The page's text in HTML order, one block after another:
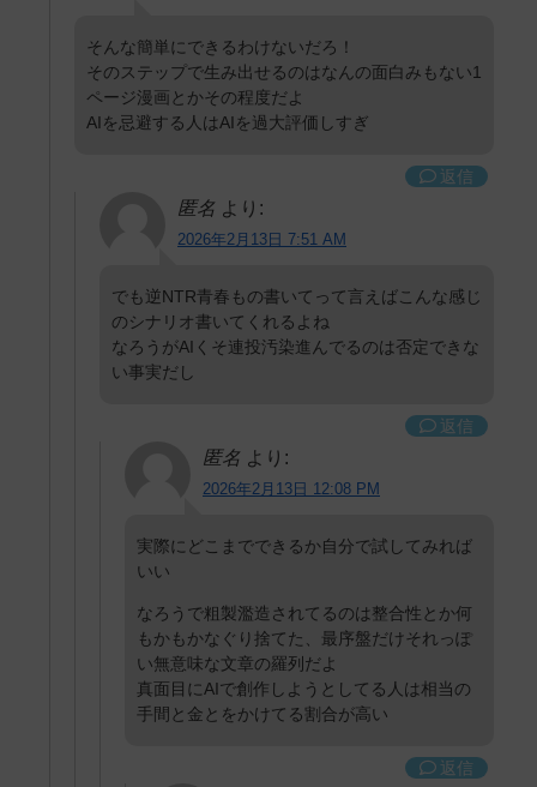
そんな簡単にできるわけないだろ！
そのステップで生み出せるのはなんの面白みもない1
ページ漫画とかその程度だよ
AIを忌避する人はAIを過大評価しすぎ
返信
匿名 より:
2026年2月13日 7:51 AM
でも逆NTR青春もの書いてって言えばこんな感じ
のシナリオ書いてくれるよね
なろうがAIくそ連投汚染進んでるのは否定できな
い事実だし
返信
匿名 より:
2026年2月13日 12:08 PM
実際にどこまでできるか自分で試してみれば
いい
なろうで粗製濫造されてるのは整合性とか何
もかもかなぐり捨てた、最序盤だけそれっぽ
い無意味な文章の羅列だよ
真面目にAIで創作しようとしてる人は相当の
手間と金とをかけてる割合が高い
返信